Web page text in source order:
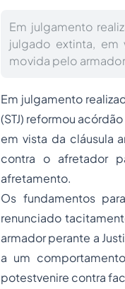
Em julgamento
julgado extinta, em
movida pelo
Em julgamento
(STJ) reformou
em vista da cláusula
contra o afretador
afretamento.
Os fundamentos
renunciado
armador perante a
a um
potestvenire contra